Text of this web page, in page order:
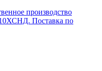
производство
Поставка по